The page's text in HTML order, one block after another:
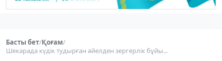
Басты бет/Қоғам/
Шекарада күдік тудырған әйелден зергерлік бұйы...